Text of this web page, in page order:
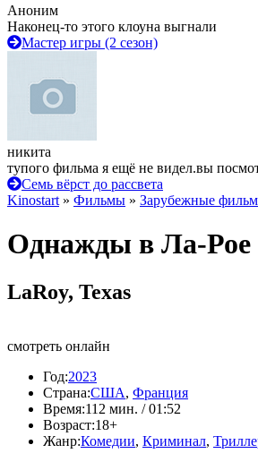
Аноним
Наконец-то этого клоуна выгнали
Мастер игры (2 сезон)
никита
тупого фильма я ещё не видел.вы
Семь вёрст до рассвета
Kinostart » Фильмы » Зарубежные
Однажды в Ла-Рое
LaRoy, Texas
смотреть онлайн
Год:2023
Страна:США, Франция
Время:112 мин. / 01:52
Возраст:18+
Жанр:Комедии, Криминал,